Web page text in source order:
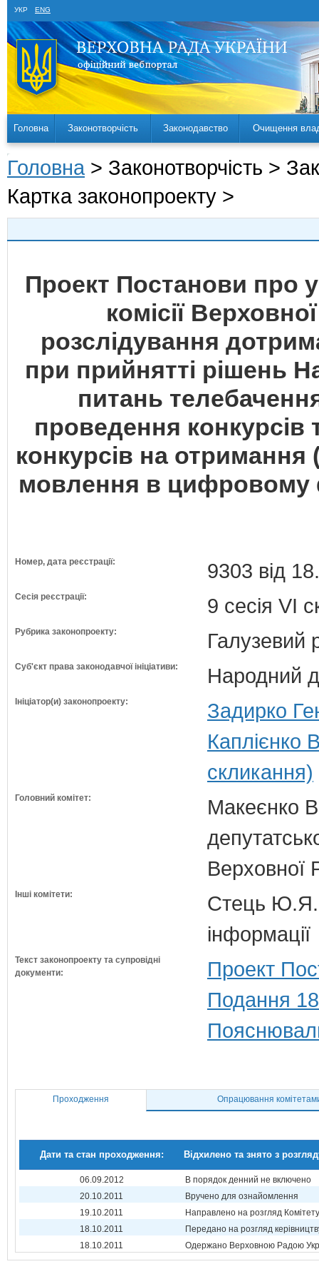
УКР ENG
Головна Законотворчість Законодавство Очищення
Головна > Законотворчість >
Картка законопроекту >
Проект Постанови про
комісії
розслідування
при прийнятті рішень
питань
проведення
конкурсів на
мовлення в цифровому
Номер, дата реєстрації: 9303 від
Сесія реєстрації: 9 сесія VI
Рубрика законопроекту: Галузевий
Суб'єкт права законодавчої ініціативи: Народний
Ініціатор(и) законопроекту:
Задирко
Каплієнко
скликання)
Головний комітет:
Макеєнко
Верховної
Інші комітети:
Стець Ю.Я.
інформації
Текст законопроекту та супровідні
документи:
Проект
Подання
Проходження Опрацювання
Дати та стан проходження: Відхилено та знято з
06.09.2012
В порядок денний не включено
20.10.2011
Вручено для ознайомлення
19.10.2011
Направлено на розгляд Комітету
18.10.2011
Передано на розгляд
18.10.2011
Одержано Верховною Радою